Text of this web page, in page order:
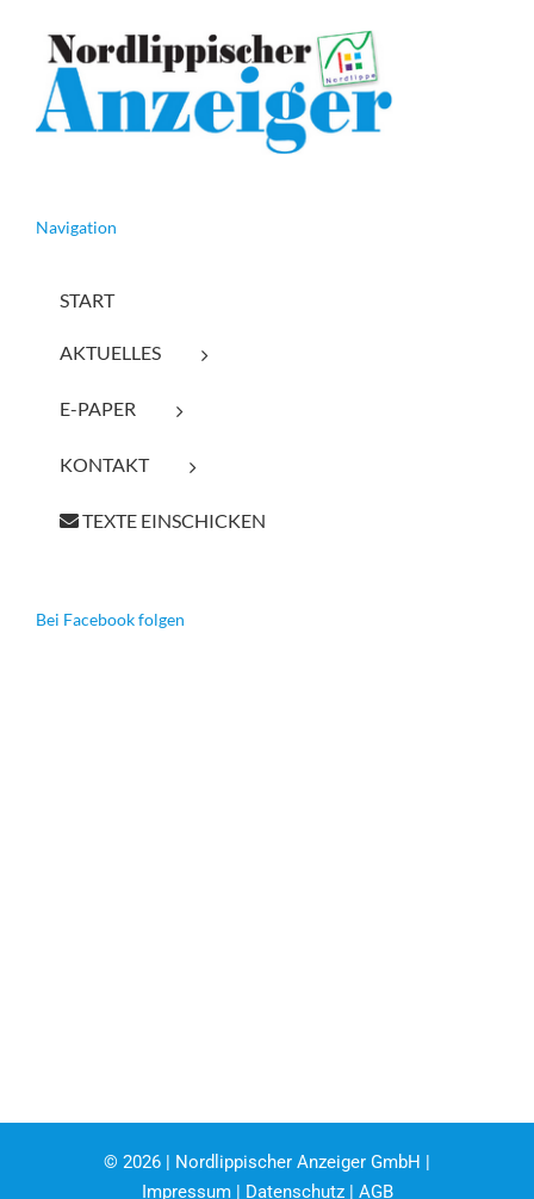
Navigation
START
AKTUELLES
E-PAPER
KONTAKT
TEXTE EINSCHICKEN
Bei Facebook folgen
© 2026 | Nordlippischer Anzeiger GmbH |
Impressum| Datenschutz| AGB